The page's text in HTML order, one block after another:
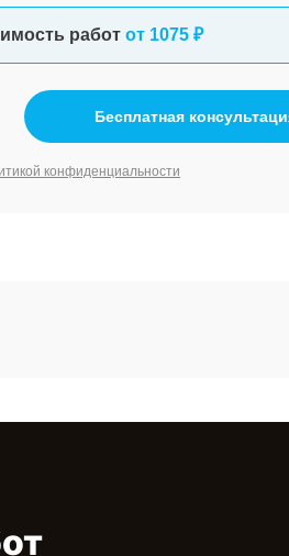
работ от 1075 ₽
Бесплатная
конфиденциальности